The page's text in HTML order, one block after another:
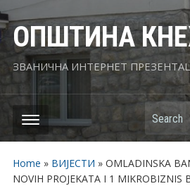
ОПШТИНА
ЗВАНИЧНА ИНТЕРНЕТ
Search
Home » ВИЈЕСТИ » OMLADINSKA
NOVIH PROJEKATA I 1 MIKROBIZNIS